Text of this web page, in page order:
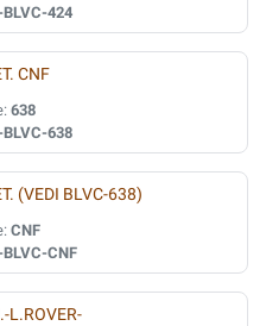
BLVC-424
CNF
638
BLVC-638
(VEDI BLVC-638)
CNF
CNF
L.ROVER-